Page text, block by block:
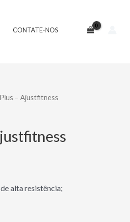
CONTATE-NOS
– Ajustfitness
alta resistência;